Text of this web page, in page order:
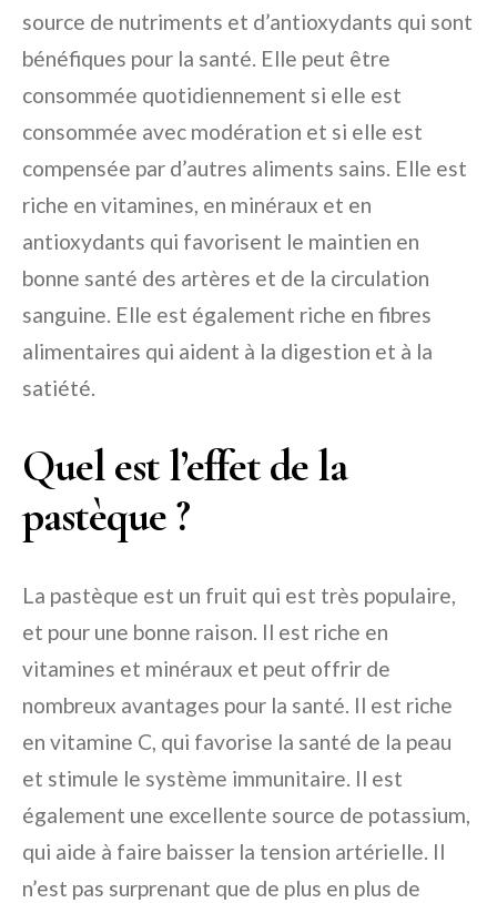
source de nutriments et d’antioxydants qui sont
bénéfiques pour la santé. Elle peut être
consommée quotidiennement si elle est
consommée avec modération et si elle est
compensée par d’autres aliments sains. Elle est
riche en vitamines, en minéraux et en
antioxydants qui favorisent le maintien en
bonne santé des artères et de la circulation
sanguine. Elle est également riche en fibres
alimentaires qui aident à la digestion et à la
satiété.
Quel est l’effet de la
pastèque ?
La pastèque est un fruit qui est très populaire,
et pour une bonne raison. Il est riche en
vitamines et minéraux et peut offrir de
nombreux avantages pour la santé. Il est riche
en vitamine C, qui favorise la santé de la peau
et stimule le système immunitaire. Il est
également une excellente source de potassium,
qui aide à faire baisser la tension artérielle. Il
n’est pas surprenant que de plus en plus de